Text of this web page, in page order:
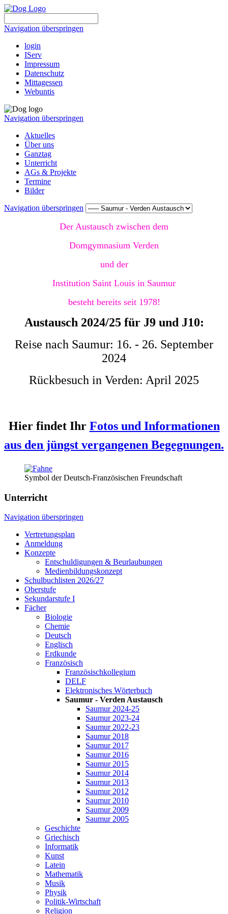
Navigation überspringen
login
IServ
Impressum
Datenschutz
Mittagessen
Webuntis
Navigation überspringen
Aktuelles
Über uns
Ganztag
Unterricht
AGs & Projekte
Termine
Bilder
Navigation überspringen
Der Austausch zwischen dem
Domgymnasium Verden
und der
Institution Saint Louis in Saumur
besteht bereits seit 1978!
Austausch 2024/25 für J9 und J10:
Reise nach Saumur: 16. - 26. September
2024
Rückbesuch in Verden: April 2025
Hier findet Ihr Fotos und Informationen
aus den jüngst vergangenen Begegnungen.
Symbol der Deutsch-Französischen Freundschaft
Unterricht
Navigation überspringen
Vertretungsplan
Anmeldung
Konzepte
Entschuldigungen & Beurlaubungen
Medienbildungskonzept
Schulbuchlisten 2026/27
Oberstufe
Sekundarstufe I
Fächer
Biologie
Chemie
Deutsch
Englisch
Erdkunde
Französisch
Französischkollegium
DELF
Elektronisches Wörterbuch
Saumur - Verden Austausch
Saumur 2024-25
Saumur 2023-24
Saumur 2022-23
Saumur 2018
Saumur 2017
Saumur 2016
Saumur 2015
Saumur 2014
Saumur 2013
Saumur 2012
Saumur 2010
Saumur 2009
Saumur 2005
Geschichte
Griechisch
Informatik
Kunst
Latein
Mathematik
Musik
Physik
Politik-Wirtschaft
Religion